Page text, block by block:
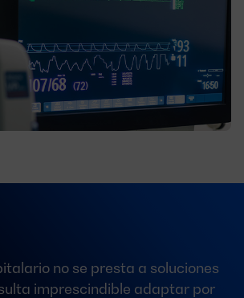
no se presta a soluciones
imprescindible adaptar por